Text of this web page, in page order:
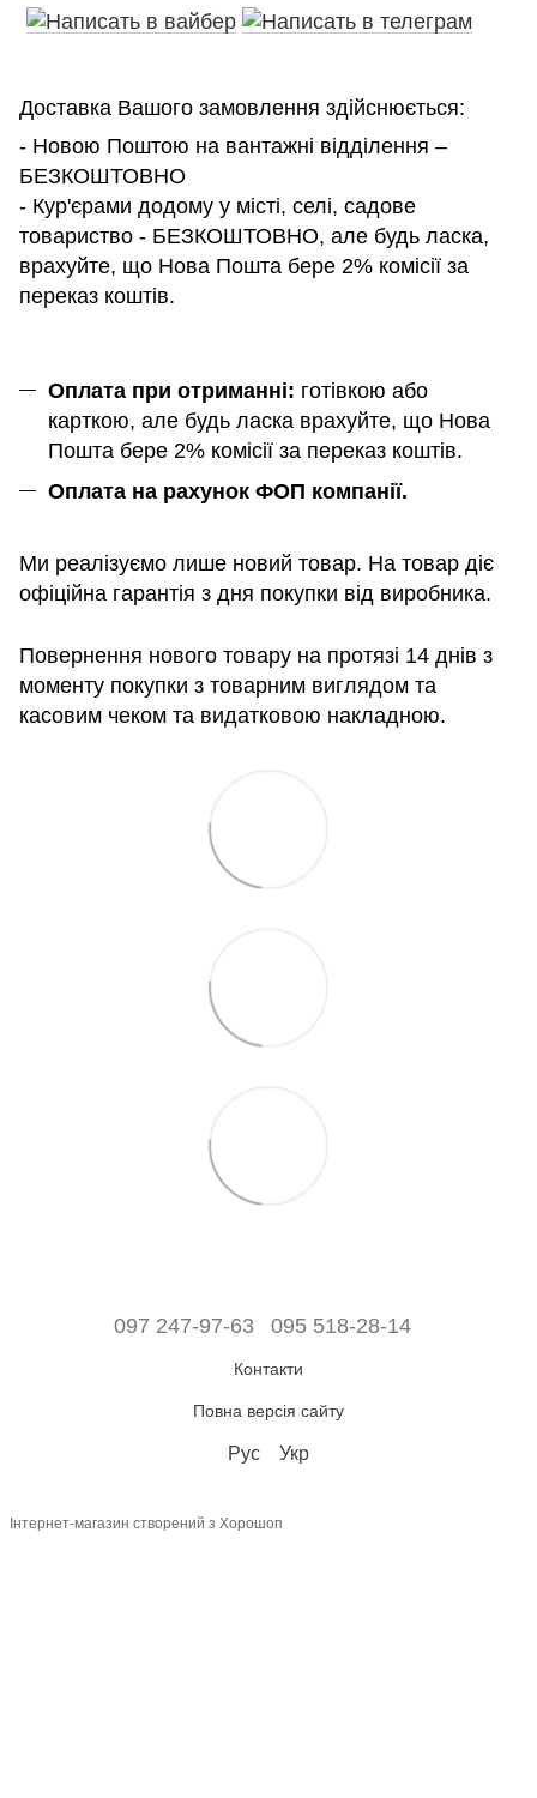
Доставка Вашого замовлення здійснюється:
- Новою Поштою на вантажні відділення –
БЕЗКОШТОВНО
- Кур'єрами додому у місті, селі, садове
товариство - БЕЗКОШТОВНО, але будь ласка,
врахуйте, що Нова Пошта бере 2% комісії за
переказ коштів.
Оплата при отриманні: готівкою або
карткою, але будь ласка врахуйте, що Нова
Пошта бере 2% комісії за переказ коштів.
Оплата на рахунок ФОП компанії.
Ми реалізуємо лише новий товар. На товар діє
офіційна гарантія з дня покупки від виробника.
Повернення нового товару на протязі 14 днів з
моменту покупки з товарним виглядом та
касовим чеком та видатковою накладною.
097 247-97-63 095 518-28-14
Контакти
Повна версія сайту
Рус Укр
Інтернет-магазин створений з Хорошоп